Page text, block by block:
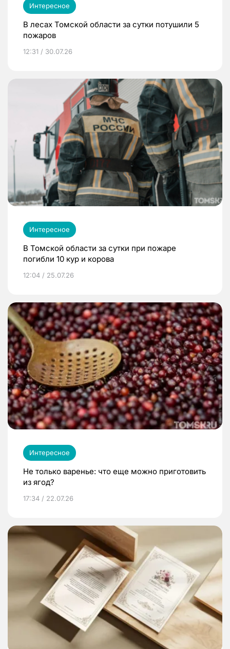
Интересное
В лесах Томской области за сутки потушили 5
пожаров
12:31 / 30.07.26
Интересное
В Томской области за сутки при пожаре
погибли 10 кур и корова
12:04 / 25.07.26
Интересное
Не только варенье: что еще можно приготовить
из ягод?
17:34 / 22.07.26